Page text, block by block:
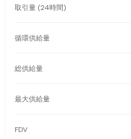
取引量 (24時間)
循環供給量
総供給量
最大供給量
FDV